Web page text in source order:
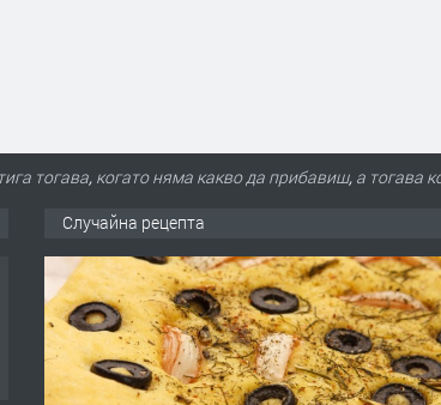
тогава, когато няма какво да прибавиш, а тогава
Случайна рецепта